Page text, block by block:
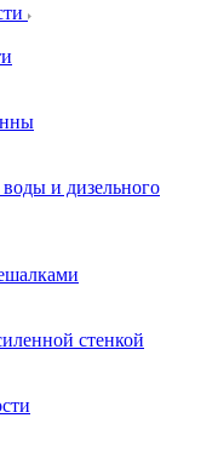
и дизельного
стенкой